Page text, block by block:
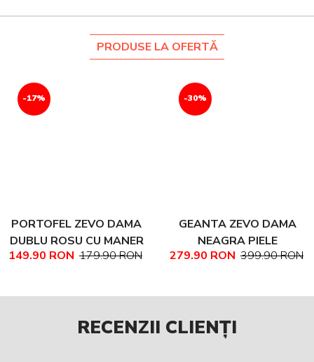
PRODUSE LA OFERTĂ
-17%
PORTOFEL ZEVO DAMA
DUBLU ROSU CU MANER
PIELE NATURALA
149.90 RON 179.90 RON
-30%
GEANTA ZEVO DAMA
NEAGRA PIELE
NATURALA TEXTURATA
279.90 RON 399.90 RON
RECENZII CLIENȚI